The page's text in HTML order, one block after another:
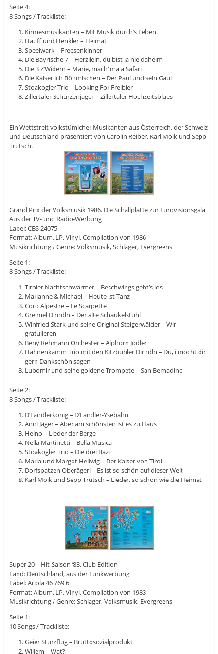
Seite 4:
8 Songs / Trackliste:
Kirmesmusikanten – Mit Musik durch’s Leben
Hauff und Henkler – Heimat
Speelwark – Freesenkinner
Die Bayrische 7 – Herzilein, du bist ja nie daheim
Die 3 Z’Widern – Marie, mach‘ ma a Safari
Die Kaiserlich Böhmischen – Der Paul und sein Gaul
Stoakogler Trio – Looking For Freibier
Zillertaler Schürzenjäger – Zillertaler Hochzeitsblues
Ein Wettstreit volkstümlcher Musikanten aus Österreich, der Schweiz
und Deutschland präsentiert von Carolin Reiber, Karl Moik und Sepp
Trütsch.
Grand Prix der Volksmusik 1986. Die Schallplatte zur Eurovisionsgala
Aus der TV- und Radio-Werbung
Label: CBS 24075
Format: Album, LP, Vinyl, Compilation von 1986
Musikrichtung / Genre: Volksmusik, Schlager, Evergreens
Seite 1:
8 Songs / Trackliste:
Tiroler Nachtschwärmer – Beschwings geht’s los
Marianne & Michael – Heute ist Tanz
Coro Alpestre – Le Scarpette
Greimel Dirndln – Der alte Schaukelstuhl
Winfried Stark und seine Original Steigerwälder – Wir
gratulieren
Beny Rehmann Orchester – Alphorn Jodler
Hahnenkamm Trio mit den Kitzbühler Dirndln – Du, i möcht dir
gern Dankschön sagen
Lubomir und seine goldene Trompete – San Bernadino
Seite 2:
8 Songs / Trackliste:
D’Ländlerkönig – D’Ländler-Ysebahn
Anni Jäger – Aber am schönsten ist es zu Haus
Heino – Lieder der Berge
Nella Martinetti – Bella Musica
Stoakogler Trio – Die drei Bazi
Maria und Margot Hellwig – Der Kaiser von Tirol
Dorfspatzen Oberägeri – Es ist so schön auf dieser Welt
Karl Moik und Sepp Trütsch – Lieder, so schön wie die Heimat
Super 20 – Hit-Saison ’83, Club Edition
Land: Deutschland, aus der Funkwerbung
Label: Ariola 46 769 6
Format: Album, LP, Vinyl, Compilation von 1983
Musikrichtung / Genre: Schlager, Volksmusik, Evergreens
Seite 1:
10 Songs / Trackliste:
Geier Sturzflug – Bruttosozialprodukt
Willem – Wat?